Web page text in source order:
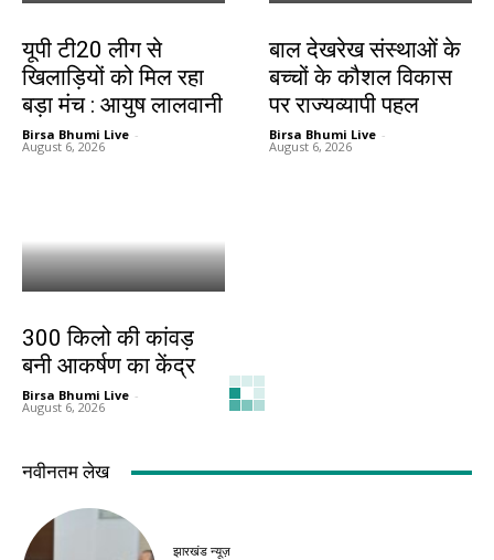
यूपी टी20 लीग से
खिलाड़ियों को मिल रहा
बड़ा मंच : आयुष लालवानी
Birsa Bhumi Live -
August 6, 2026
बाल देखरेख संस्थाओं के
बच्चों के कौशल विकास
पर राज्यव्यापी पहल
Birsa Bhumi Live -
August 6, 2026
300 किलो की कांवड़
बनी आकर्षण का केंद्र
Birsa Bhumi Live -
August 6, 2026
नवीनतम लेख
झारखंड न्यूज़